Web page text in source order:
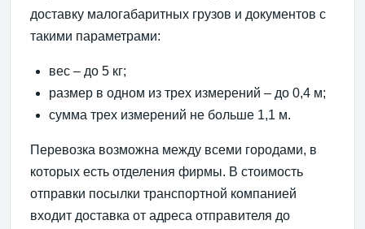
доставку малогабаритных грузов и документов с
такими параметрами:
вес – до 5 кг;
размер в одном из трех измерений – до 0,4 м;
сумма трех измерений не больше 1,1 м.
Перевозка возможна между всеми городами, в
которых есть отделения фирмы. В стоимость
отправки посылки транспортной компанией
входит доставка от адреса отправителя до